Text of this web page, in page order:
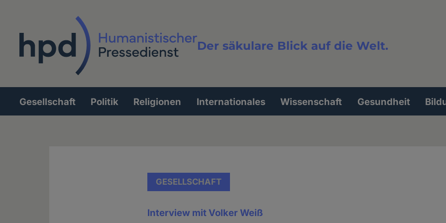
Der säkulare Blick auf die Welt.
Volltextsuche
Hauptnavigation
Gesellschaft Politik Religionen Internationales Wissenschaft Gesundheit
GESELLSCHAFT
Interview mit Volker Weiß